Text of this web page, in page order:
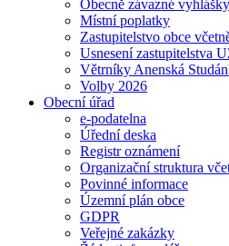
Obecně závazné vyhlášky
Místní poplatky
Zastupitelstvo obce
Usnesení zastupitelstva
Větrníky Anenská
Volby 2026
Obecní úřad
e-podatelna
Úřední deska
Registr oznámení
Organizační struktura
Povinné informace
Územní plán obce
GDPR
Veřejné zakázky